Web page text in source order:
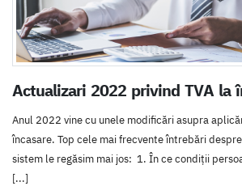
Actualizari 2022 privind TVA la
Anul 2022 vine cu unele modificări asupra
încasare. Top cele mai frecvente întrebări
sistem le regăsim mai jos: 1. În ce condiții
[...]